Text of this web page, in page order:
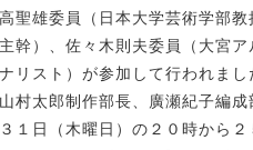
聖雄委員（日本大学芸術学部
幹）、佐々木則夫委員（大宮
リスト）が参加して行われま
村太郎制作部長、廣瀬紀子編
１日（木曜日）の２０時から